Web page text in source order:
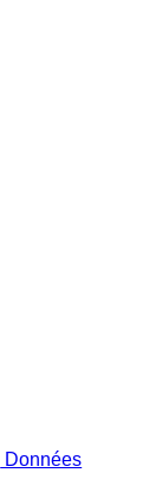
Données